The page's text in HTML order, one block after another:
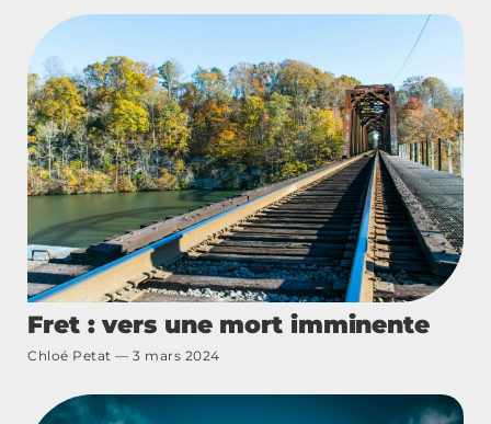
Fret : vers une mort imminente
Chloé Petat 3 mars 2024